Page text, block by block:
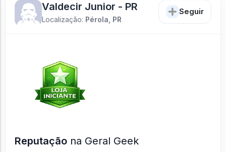
Valdecir Junior - PR
Localização: Pérola, PR
Seguir
Reputação na Geral Geek